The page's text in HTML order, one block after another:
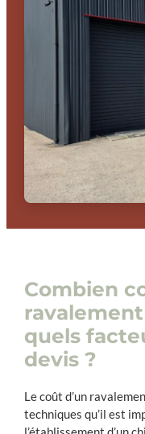
Combien
quels
devis ?
Le coût d’un
techniques qu’il est